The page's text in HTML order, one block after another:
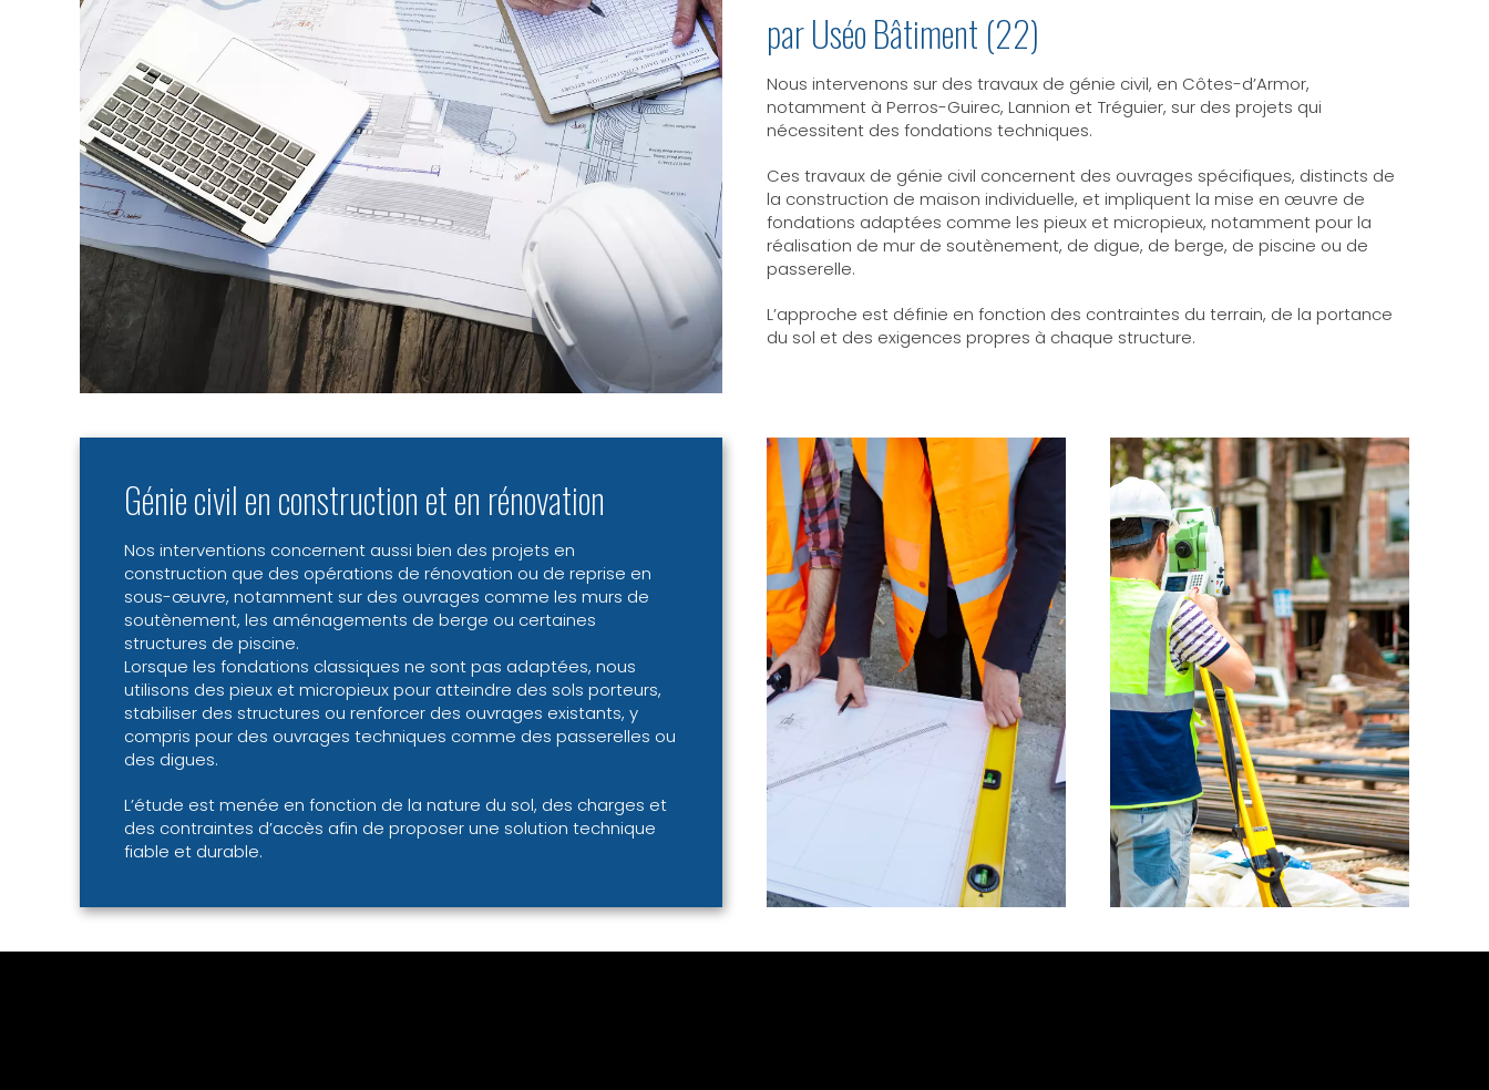
par Uséo Bâtiment (22)
Nous intervenons sur des travaux de génie civil, en Côtes-d’Armor,
notamment à Perros-Guirec, Lannion et Tréguier, sur des projets qui
nécessitent des fondations techniques.
Ces travaux de génie civil concernent des ouvrages spécifiques, distincts de
la construction de maison individuelle, et impliquent la mise en œuvre de
fondations adaptées comme les pieux et micropieux, notamment pour la
réalisation de mur de soutènement, de digue, de berge, de piscine ou de
passerelle.
L’approche est définie en fonction des contraintes du terrain, de la portance
du sol et des exigences propres à chaque structure.
Génie civil en construction et en rénovation
Nos interventions concernent aussi bien des projets en
construction que des opérations de rénovation ou de reprise en
sous-œuvre, notamment sur des ouvrages comme les murs de
soutènement, les aménagements de berge ou certaines
structures de piscine.
Lorsque les fondations classiques ne sont pas adaptées, nous
utilisons des pieux et micropieux pour atteindre des sols porteurs,
stabiliser des structures ou renforcer des ouvrages existants, y
compris pour des ouvrages techniques comme des passerelles ou
des digues.
L’étude est menée en fonction de la nature du sol, des charges et
des contraintes d’accès afin de proposer une solution technique
fiable et durable.